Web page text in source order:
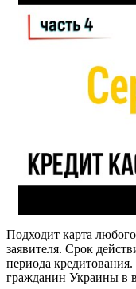
Подходит карта
заявителя. Срок
периода
гражданин Украины в